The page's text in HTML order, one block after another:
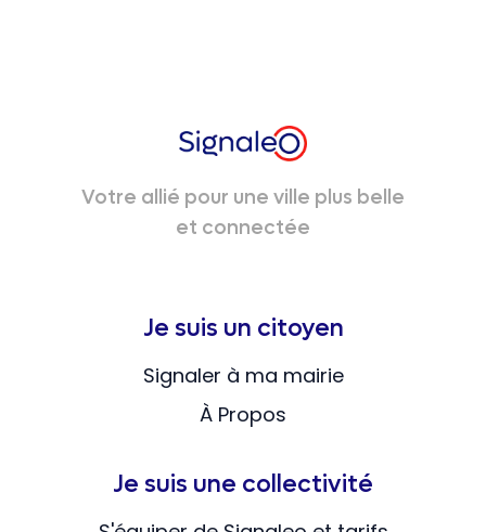
Votre allié pour une ville plus belle
et connectée
Je suis un citoyen
Signaler à ma mairie
À Propos
Je suis une collectivité